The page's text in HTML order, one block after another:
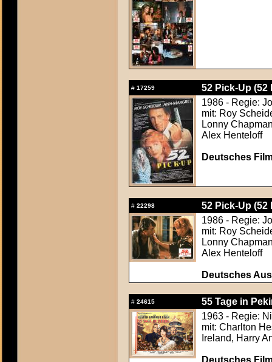
# 17259
52 Pick-Up (52
1986 - Regie:
mit: Roy
Lonny
Alex Henteloff
Deutsches
# 22298
52 Pick-Up (52
1986 - Regie:
mit: Roy
Lonny
Alex Henteloff
Deutsches
# 24615
55 Tage in
1963 - Regie:
mit: Charlton
Ireland, Harry
Deutsches